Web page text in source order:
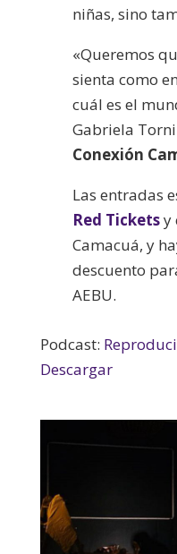
niñas, sino
«Queremos
sienta como
cuál es el
Gabriela
Conexión
Las entradas
Red Ticketsy
Camacuá, y
descuento
AEBU.
Podcast:
Descargar